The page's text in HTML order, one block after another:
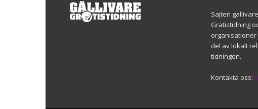
Sajten
Gratistidning
del av lokalt
tidningen.
Kontakta oss: